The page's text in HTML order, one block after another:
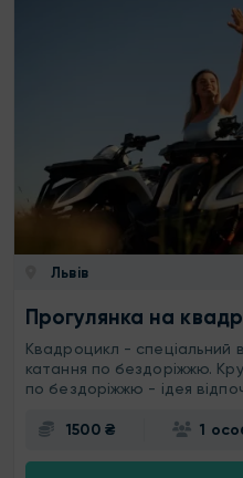
Львів
Прогулянка на
Квадроцикл - спеціальний
катання по бездоріжжю.
по бездоріжжю - ідея
1500 ₴ 1